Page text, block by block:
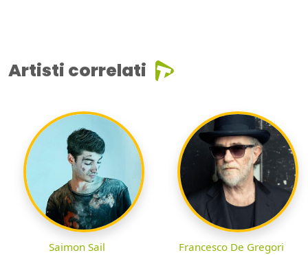
Artisti correlati
Saimon Sail Francesco De Gregori